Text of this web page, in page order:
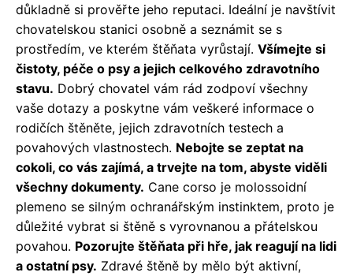
důkladně si prověřte jeho reputaci. Ideální je navštívit
chovatelskou stanici osobně a seznámit se s
prostředím, ve kterém štěňata vyrůstají. Všímejte si
čistoty, péče o psy a jejich celkového zdravotního
stavu. Dobrý chovatel vám rád zodpoví všechny
vaše dotazy a poskytne vám veškeré informace o
rodičích štěněte, jejich zdravotních testech a
povahových vlastnostech. Nebojte se zeptat na
cokoli, co vás zajímá, a trvejte na tom, abyste viděli
všechny dokumenty. Cane corso je molossoidní
plemeno se silným ochranářským instinktem, proto je
důležité vybrat si štěně s vyrovnanou a přátelskou
povahou. Pozorujte štěňata při hře, jak reagují na lidi
a ostatní psy. Zdravé štěně by mělo být aktivní,